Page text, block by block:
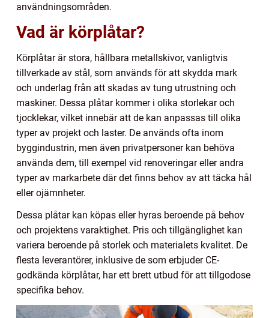
användningsområden.
Vad är körplåtar?
Körplåtar är stora, hållbara metallskivor, vanligtvis
tillverkade av stål, som används för att skydda mark
och underlag från att skadas av tung utrustning och
maskiner. Dessa plåtar kommer i olika storlekar och
tjocklekar, vilket innebär att de kan anpassas till olika
typer av projekt och laster. De används ofta inom
byggindustrin, men även privatpersoner kan behöva
använda dem, till exempel vid renoveringar eller andra
typer av markarbete där det finns behov av att täcka hål
eller ojämnheter.
Dessa plåtar kan köpas eller hyras beroende på behov
och projektens varaktighet. Pris och tillgänglighet kan
variera beroende på storlek och materialets kvalitet. De
flesta leverantörer, inklusive de som erbjuder CE-
godkända körplåtar, har ett brett utbud för att tillgodose
specifika behov.